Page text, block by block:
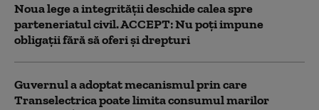
Noua lege a integrității deschide calea spre
parteneriatul civil. ACCEPT: Nu poți impune
obligații fără să oferi și drepturi
Guvernul a adoptat mecanismul prin care
Transelectrica poate limita consumul marilor